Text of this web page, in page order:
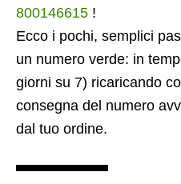
800146615 !
Ecco i pochi, semplici
un numero verde: in
giorni su 7) ricaricando
consegna del numero
dal tuo ordine.